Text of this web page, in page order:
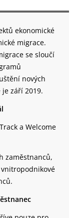
ekonomické
migrace.
se sloučí
nových
září 2019.
a Welcome
zaměstnanců,